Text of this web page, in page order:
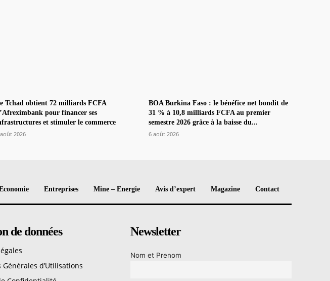
Tchad obtient 72 milliards FCFA
pour financer ses
et stimuler le commerce
2026
BOA Burkina Faso : le bénéfice net bondit de
31 % à 10,8 milliards FCFA au premier
semestre 2026 grâce à la baisse du...
6 août 2026
Entreprises Mine – Energie Avis d’expert Magazine Contact
de données
d’Utilisations
Newsletter
Nom et Prenom